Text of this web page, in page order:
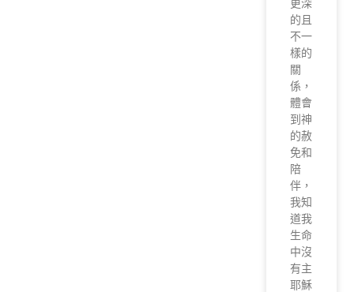
更深
的且
不一
樣的
關
係，
體會
到神
的赦
免和
陪
伴，
我知
道我
生命
中沒
有主
耶穌